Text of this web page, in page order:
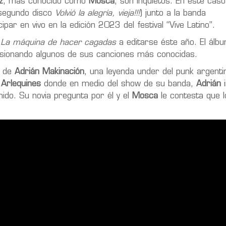
disco
Volvió la alegría, vieja!!!) junto a la banda
en vivo en la edición 2023 del festival “Vive Latino”.
La máquina de hacer cagadasa editarse éste año. El
algunos de sus canciones más conocidas.
de Adrián Makinación, una leyenda under del punk
donde en medio del show de su banda, Adrián
Su novia pregunta por él y el
Mosca le contesta que